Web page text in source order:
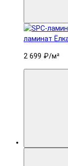
ламинат
2 699 ₽/м²